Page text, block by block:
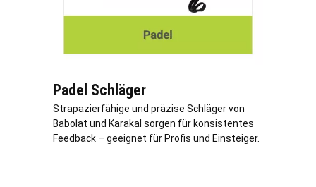
Padel Schläger
Strapazierfähige und präzise Schläger von
Babolat und Karakal sorgen für konsistentes
Feedback – geeignet für Profis und Einsteiger.